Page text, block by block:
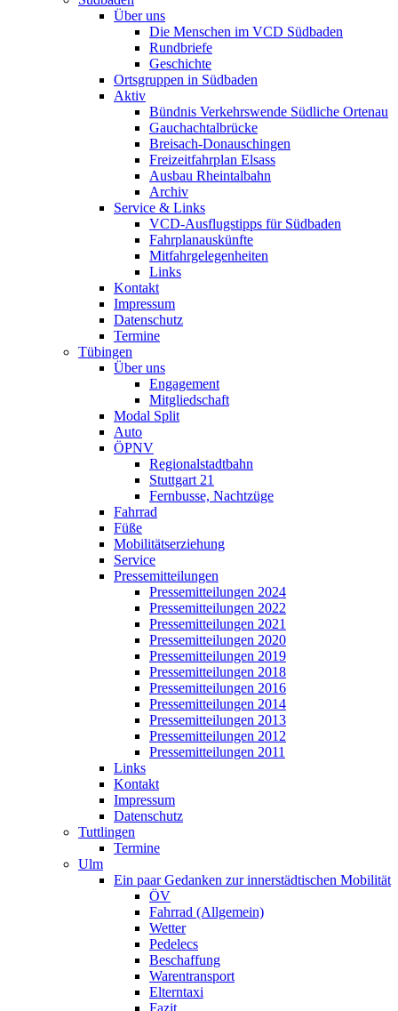
Über uns
Die Menschen im VCD Südbaden
Rundbriefe
Geschichte
Ortsgruppen in Südbaden
Aktiv
Bündnis Verkehrswende Südliche Ortenau
Gauchachtalbrücke
Breisach-Donauschingen
Freizeitfahrplan Elsass
Ausbau Rheintalbahn
Archiv
Service & Links
VCD-Ausflugstipps für Südbaden
Fahrplanauskünfte
Mitfahrgelegenheiten
Links
Kontakt
Impressum
Datenschutz
Termine
Tübingen
Über uns
Engagement
Mitgliedschaft
Modal Split
Auto
ÖPNV
Regionalstadtbahn
Stuttgart 21
Fernbusse, Nachtzüge
Fahrrad
Füße
Mobilitätserziehung
Service
Pressemitteilungen
Pressemitteilungen 2024
Pressemitteilungen 2022
Pressemitteilungen 2021
Pressemitteilungen 2020
Pressemitteilungen 2019
Pressemitteilungen 2018
Pressemitteilungen 2016
Pressemitteilungen 2014
Pressemitteilungen 2013
Pressemitteilungen 2012
Pressemitteilungen 2011
Links
Kontakt
Impressum
Datenschutz
Tuttlingen
Termine
Ulm
Ein paar Gedanken zur innerstädtischen Mobilität
ÖV
Fahrrad (Allgemein)
Wetter
Pedelecs
Beschaffung
Warentransport
Elterntaxi
Fazit